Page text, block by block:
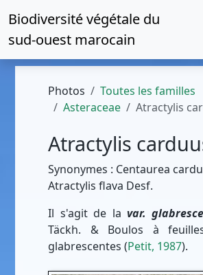
Biodiversité végétale du
sud-ouest marocain
Photos
Toutes les familles
Asteraceae
Atractylis
Atractylis
Synonymes : Centaurea
Atractylis flava Desf.
Il s'agit de la var.
Täckh. & Boulos à
glabrescentes (Petit, 1987).